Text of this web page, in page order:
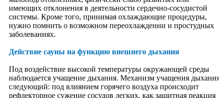
Джйотиш
Теории создания
Здоровье
Для души
Мантры
Наставления святых
Пение
Видео
имеющих отклонения в деятельности сердечно-сосудистой
системы. Кроме того, принимая охлаждающие процедуры,
нужно помнить о возможном переохлаждении и простудных
заболеваниях.
Действие сауны на функцию внешнего дыхания
Под воздействие высокой температуры окружающей среды
наблюдается учащение дыхания. Механизм учащения
следующий: под влиянием горячего воздуха происходит
рефлекторное сужение сосудов легких, как защитная реакция